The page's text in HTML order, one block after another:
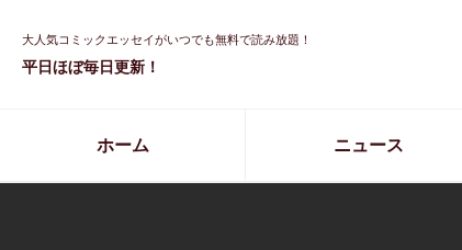
大人気コミックエッセイがいつでも無料で読み放題！
平日ほぼ毎日更新！
ホーム ニュース